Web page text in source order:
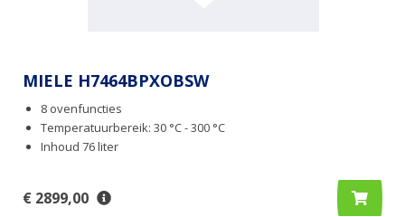
MIELE H7464BPXOBSW
8 ovenfuncties
Temperatuurbereik: 30 °C - 300 °C
Inhoud 76 liter
€ 2899,00